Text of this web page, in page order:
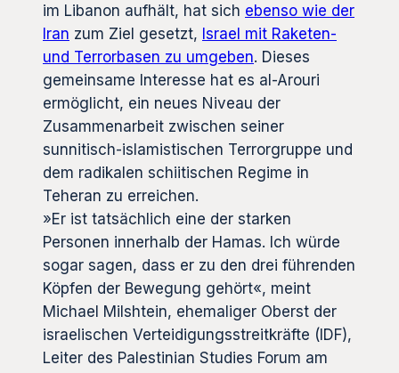
im Libanon aufhält, hat sich ebenso wie der
Iran zum Ziel gesetzt, Israel mit Raketen-
und Terrorbasen zu umgeben. Dieses
gemeinsame Interesse hat es al-Arouri
ermöglicht, ein neues Niveau der
Zusammenarbeit zwischen seiner
sunnitisch-islamistischen Terrorgruppe und
dem radikalen schiitischen Regime in
Teheran zu erreichen.
»Er ist tatsächlich eine der starken
Personen innerhalb der Hamas. Ich würde
sogar sagen, dass er zu den drei führenden
Köpfen der Bewegung gehört«, meint
Michael Milshtein, ehemaliger Oberst der
israelischen Verteidigungsstreitkräfte (IDF),
Leiter des Palestinian Studies Forum am